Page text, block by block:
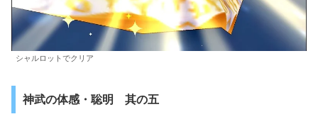
シャルロットでクリア
神武の体感・聡明 其の五